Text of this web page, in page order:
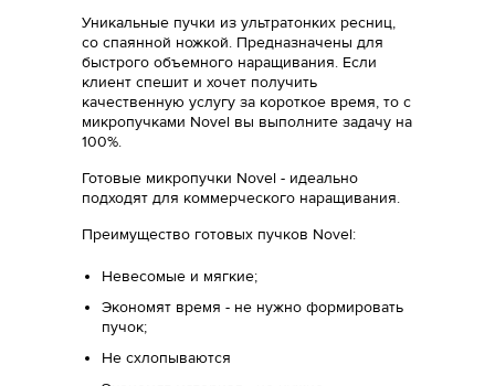
Уникальные пучки из ультратонких ресниц,
со спаянной ножкой. Предназначены для
быстрого объемного наращивания. Если
клиент спешит и хочет получить
качественную услугу за короткое время, то c
микропучками Novel вы выполните задачу на
100%.
Готовые микропучки Novel - идеально
подходят для коммерческого наращивания.
Преимущество готовых пучков Novel:
Невесомые и мягкие;
Экономят время - не нужно формировать
пучок;
Не схлопываются